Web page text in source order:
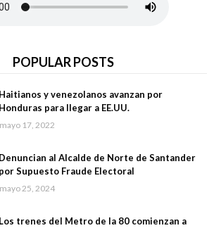
POPULAR POSTS
Haitianos y venezolanos avanzan por
Honduras para llegar a EE.UU.
mayo 17, 2022
Denuncian al Alcalde de Norte de Santander
por Supuesto Fraude Electoral
mayo 25, 2024
Los trenes del Metro de la 80 comienzan a